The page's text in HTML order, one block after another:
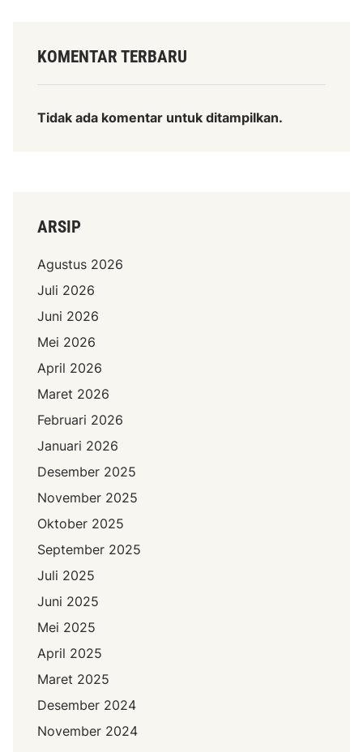
KOMENTAR TERBARU
Tidak ada komentar untuk ditampilkan.
ARSIP
Agustus 2026
Juli 2026
Juni 2026
Mei 2026
April 2026
Maret 2026
Februari 2026
Januari 2026
Desember 2025
November 2025
Oktober 2025
September 2025
Juli 2025
Juni 2025
Mei 2025
April 2025
Maret 2025
Desember 2024
November 2024